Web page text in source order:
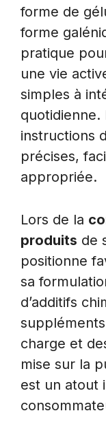
forme de
forme
pratique
une vie
simples à
quotidienne.
instructions
précises,
appropriée.
Lors de la
produits de
positionne
sa
d’additifs
charge et
mise sur la
est un atout